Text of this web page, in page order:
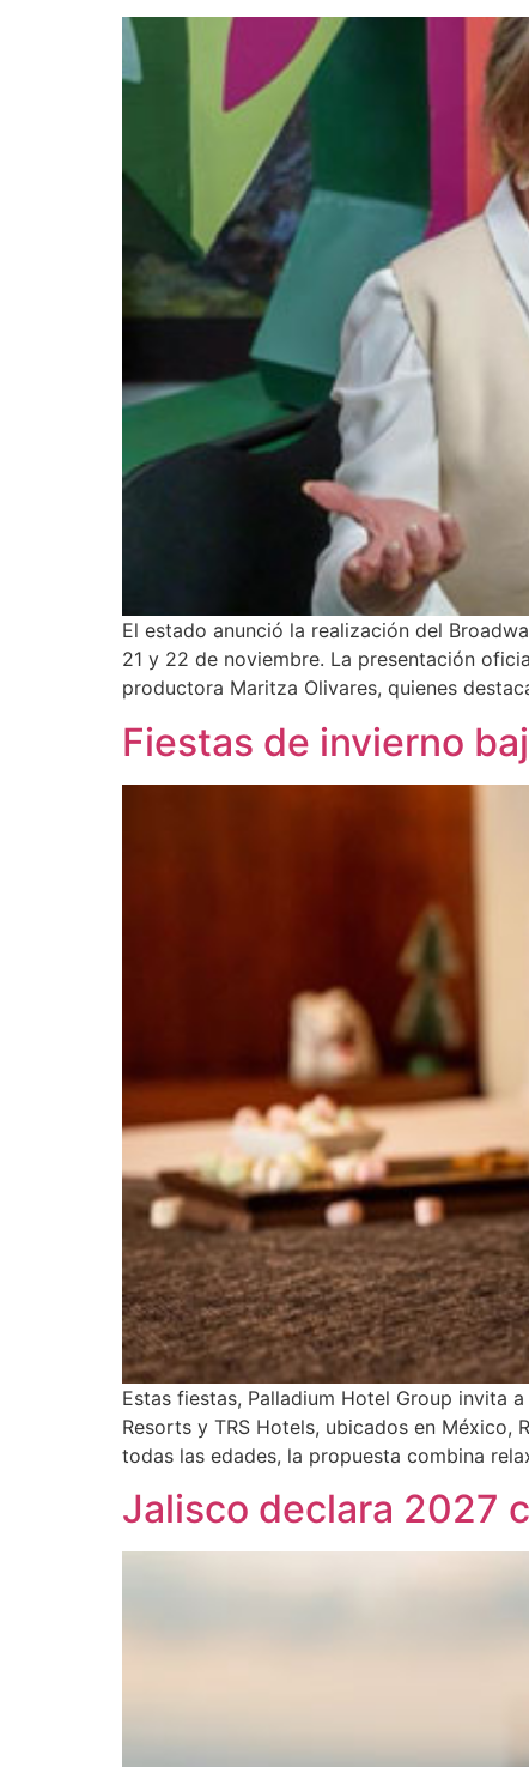
El estado anunció la realización del
21 y 22 de noviembre. La presentación
productora Maritza Olivares, quienes
Fiestas de invierno
Estas fiestas, Palladium Hotel Group invita
Resorts y TRS Hotels, ubicados en México,
todas las edades, la propuesta combina
Jalisco declara 2027